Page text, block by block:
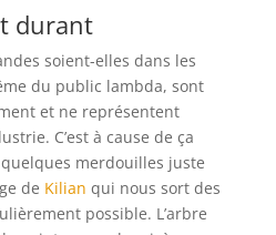
durant
soient-elles dans les
du public lambda, sont
et ne représentent
C’est à cause de ça
merdouilles juste
de Kilian qui nous sort des
possible. L’arbre